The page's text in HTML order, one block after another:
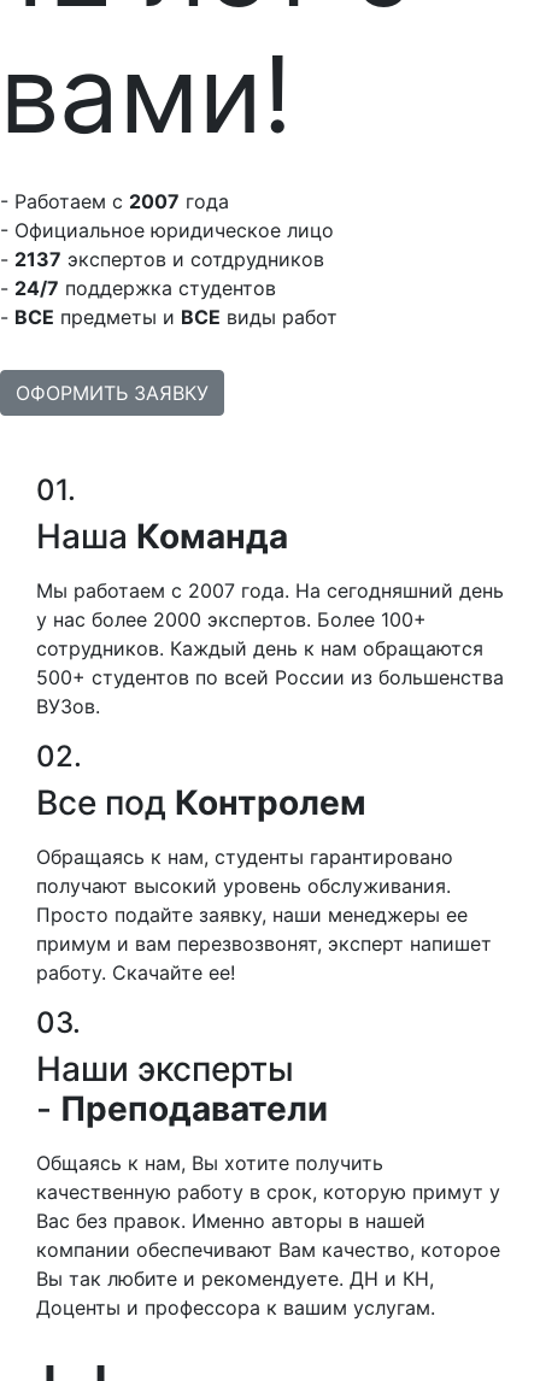
вами!
- Работаем с 2007 года
- Официальное юридическое лицо
- 2137 экспертов и сотдрудников
- 24/7 поддержка студентов
- ВСЕ предметы и ВСЕ виды работ
ОФОРМИТЬ ЗАЯВКУ
01.
Наша Команда
Мы работаем с 2007 года. На сегодняшний день
у нас более 2000 экспертов. Более 100+
сотрудников. Каждый день к нам обращаются
500+ студентов по всей России из большенства
ВУЗов.
02.
Все под Контролем
Обращаясь к нам, студенты гарантировано
получают высокий уровень обслуживания.
Просто подайте заявку, наши менеджеры ее
примум и вам перезвозвонят, эксперт напишет
работу. Скачайте ее!
03.
Наши эксперты
- Преподаватели
Общаясь к нам, Вы хотите получить
качественную работу в срок, которую примут у
Вас без правок. Именно авторы в нашей
компании обеспечивают Вам качество, которое
Вы так любите и рекомендуете. ДН и КН,
Доценты и профессора к вашим услугам.